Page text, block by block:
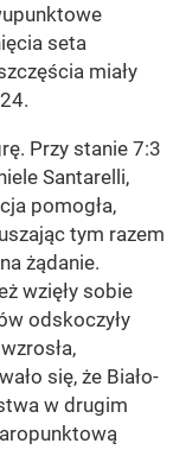
seta
miały
Przy stanie 7:3
Santarelli,
pomogła,
tym razem
żądanie.
wzięły sobie
odskoczyły
się, że Biało-
w drugim